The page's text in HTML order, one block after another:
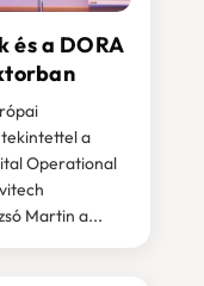
a DORA
a
Operational
Martin a...